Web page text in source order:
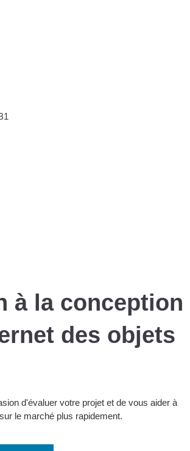
à la conception
des objets
d'évaluer votre projet et de vous aider à
le marché plus rapidement.